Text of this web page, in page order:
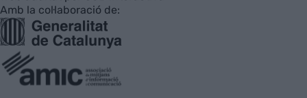
Amb la col·laboració de: